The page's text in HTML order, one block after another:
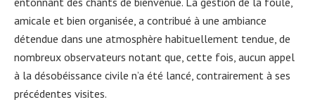
amicale et bien organisée, a contribué à une ambiance
détendue dans une atmosphère habituellement tendue, de
nombreux observateurs notant que, cette fois, aucun appel
à la désobéissance civile n’a été lancé, contrairement à ses
précédentes visites.